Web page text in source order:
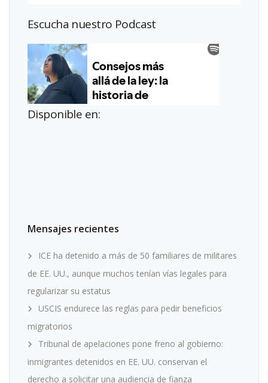
Escucha nuestro Podcast
Disponible en:
Mensajes recientes
ICE ha detenido a más de 50 familiares de militares
de EE. UU., aunque muchos tenían vías legales para
regularizar su estatus
USCIS endurece las reglas para pedir beneficios
migratorios
Tribunal de apelaciones pone freno al gobierno:
inmigrantes detenidos en EE. UU. conservan el
derecho a solicitar una audiencia de fianza